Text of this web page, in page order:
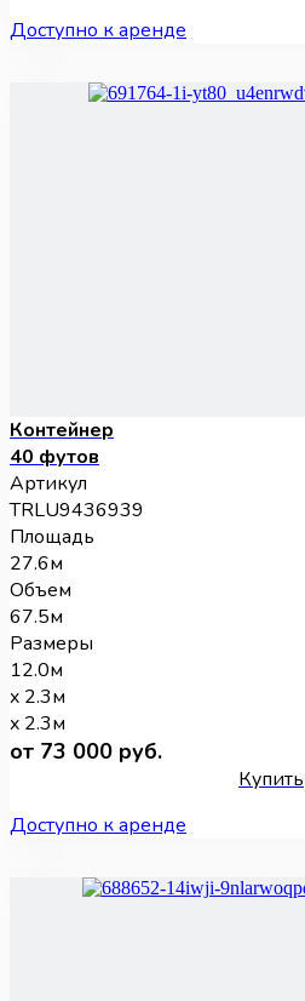
Доступно к аренде
Контейнер
40 футов
Артикул
TRLU9436939
Площадь
27.6м
Объем
67.5м
Размеры
12.0м
x 2.3м
x 2.3м
от 73 000 руб.
Купить
Доступно к аренде